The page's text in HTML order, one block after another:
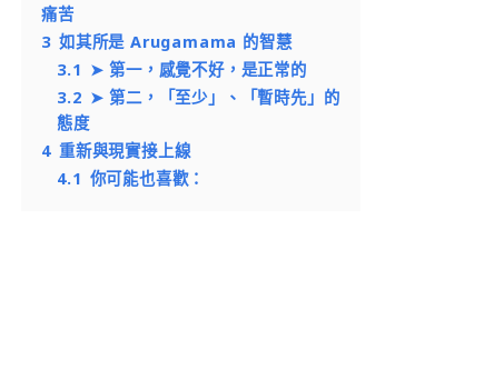
痛苦
3 如其所是 Arugamama 的智慧
3.1 ➤ 第一，感覺不好，是正常的
3.2 ➤ 第二，「至少」、「暫時先」的
態度
4 重新與現實接上線
4.1 你可能也喜歡：